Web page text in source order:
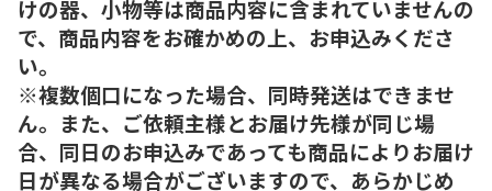
けの器、小物等は商品内容に含まれていませんの
で、商品内容をお確かめの上、お申込みくださ
い。
※複数個口になった場合、同時発送はできませ
ん。また、ご依頼主様とお届け先様が同じ場
合、同日のお申込みであっても商品によりお届け
日が異なる場合がございますので、あらかじめ